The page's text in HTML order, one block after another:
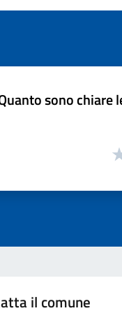
sono chiare
il comune